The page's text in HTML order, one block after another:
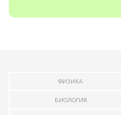
ФИЗИКА
БИОЛОГИЯ